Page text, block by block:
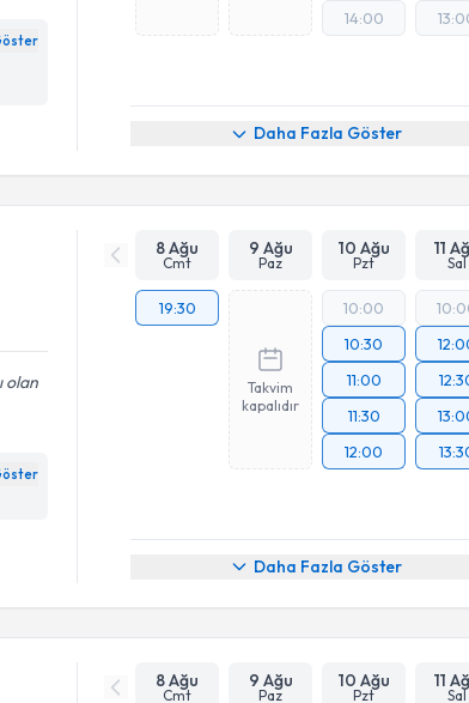
14:00
Daha Fazla Göster
olan
8 Ağu
Cmt
9 Ağu
Paz
10 Ağu
Pzt
11
Sal
19:30
Takvim
kapalıdır
10:00
10:30
11:00
11:30
12:00
Daha Fazla Göster
8 Ağu
Cmt
9 Ağu
Paz
10 Ağu
Pzt
11
Sal